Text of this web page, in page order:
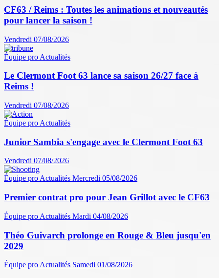
CF63 / Reims : Toutes les animations et nouveautés
pour lancer la saison !
Vendredi 07/08/2026
Équipe pro Actualités
Le Clermont Foot 63 lance sa saison 26/27 face à
Reims !
Vendredi 07/08/2026
Équipe pro Actualités
Junior Sambia s'engage avec le Clermont Foot 63
Vendredi 07/08/2026
Équipe proActualités Mercredi 05/08/2026
Premier contrat pro pour Jean Grillot avec le CF63
Équipe pro Actualités Mardi 04/08/2026
Théo Guivarch prolonge en Rouge & Bleu jusqu'en
2029
Équipe pro Actualités Samedi 01/08/2026